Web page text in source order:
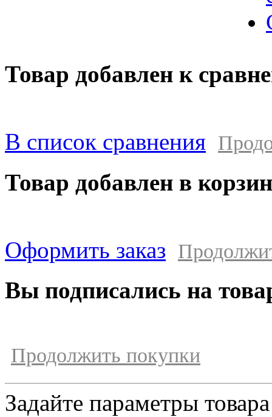
Товар добавлен к
В список сравнения
Товар добавлен в
Оформить заказ
Вы подписались на
Продолжить покупки
Задайте параметры товара